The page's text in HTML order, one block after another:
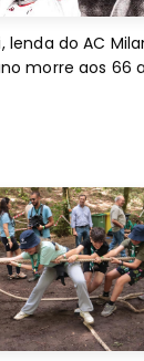
lenda do AC
morre aos 66